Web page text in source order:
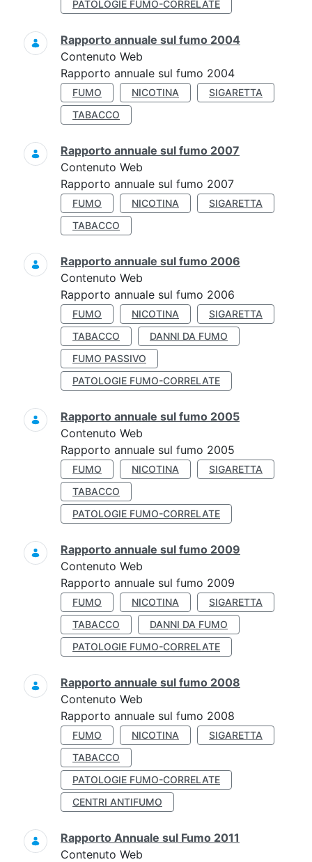
PATOLOGIE FUMO-CORRELATE
Rapporto annuale sul fumo 2004
Contenuto Web
Rapporto annuale sul fumo 2004
FUMO NICOTINA
SIGARETTA
TABACCO
Rapporto annuale sul fumo 2007
Contenuto Web
Rapporto annuale sul fumo 2007
FUMO NICOTINA
SIGARETTA
TABACCO
Rapporto annuale sul fumo 2006
Contenuto Web
Rapporto annuale sul fumo 2006
FUMO NICOTINA
SIGARETTA
TABACCO
DANNI DA FUMO
FUMO PASSIVO
PATOLOGIE FUMO-CORRELATE
Rapporto annuale sul fumo 2005
Contenuto Web
Rapporto annuale sul fumo 2005
FUMO NICOTINA
SIGARETTA
TABACCO
PATOLOGIE FUMO-CORRELATE
Rapporto annuale sul fumo 2009
Contenuto Web
Rapporto annuale sul fumo 2009
FUMO NICOTINA
SIGARETTA
TABACCO
DANNI DA FUMO
PATOLOGIE FUMO-CORRELATE
Rapporto annuale sul fumo 2008
Contenuto Web
Rapporto annuale sul fumo 2008
FUMO NICOTINA
SIGARETTA
TABACCO
PATOLOGIE FUMO-CORRELATE
CENTRI ANTIFUMO
Rapporto Annuale sul Fumo 2011
Contenuto Web